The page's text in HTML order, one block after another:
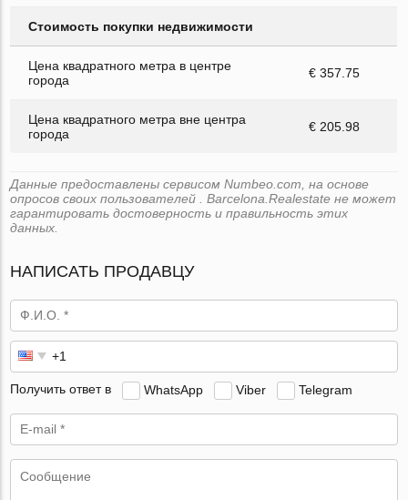
Стоимость покупки недвижимости
Цена квадратного метра в центре
города
€ 357.75
Цена квадратного метра вне центра
города
€ 205.98
Данные предоставлены сервисом Numbeo.com, на основе
опросов своих пользователей . Barcelona.Realestate не может
гарантировать достоверность и правильность этих
данных.
НАПИСАТЬ ПРОДАВЦУ
Получить ответ в WhatsApp Viber Telegram